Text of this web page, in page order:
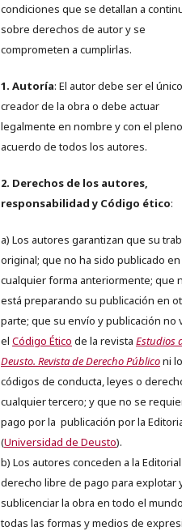
condiciones que se detallan a
sobre derechos de autor y se
comprometen a cumplirlas.
1. Autoría: El autor debe ser el único
creador de la obra o debe actuar
legalmente en nombre y con el pleno
acuerdo de todos los autores.
2. Derechos de los autores,
responsabilidad y Código ético:
a) Los autores garantizan que su
original; que no ha sido publicado en
cualquier forma anteriormente; que
está preparando su publicación en
parte; que su envío y publicación no
el Código Ético de la revista Estudios
Deusto. Revista de Derecho Públiconi
códigos de conducta, leyes o
cualquier tercero; y que no se
pago por la publicación por la
(Universidad de Deusto).
b) Los autores conceden a la
derecho libre de pago para explotar
sublicenciar la obra en todo el
todas las formas y medios de